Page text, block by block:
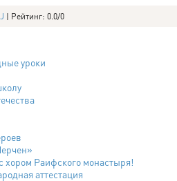
| Рейтинг: 0.0/0
уроки
хором Раифского монастыря!
аттестация